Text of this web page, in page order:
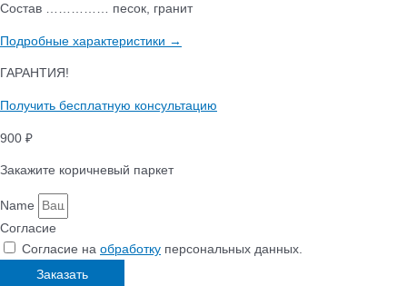
Состав …………… песок, гранит
Подробные характеристики →
ГАРАНТИЯ!
Получить бесплатную консультацию
900 ₽
Закажите коричневый паркет
Name
Согласие
Согласие на обработку персональных данных.
Заказать